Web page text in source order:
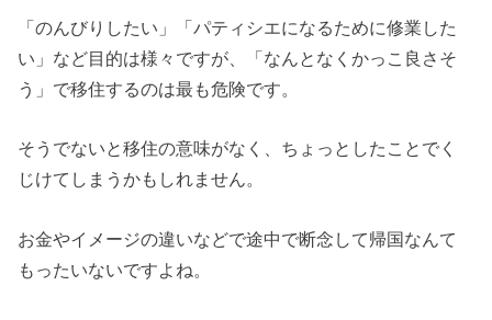
「のんびりしたい」「パティシエになるために修業した
い」など目的は様々ですが、「なんとなくかっこ良さそ
う」で移住するのは最も危険です。
そうでないと移住の意味がなく、ちょっとしたことでく
じけてしまうかもしれません。
お金やイメージの違いなどで途中で断念して帰国なんて
もったいないですよね。